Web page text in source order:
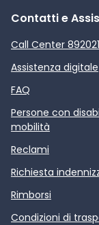
Contatti e
Call Center 892021
Assistenza digitale
FAQ
Persone con
mobilità
Reclami
Richiesta
Rimborsi
Condizioni di